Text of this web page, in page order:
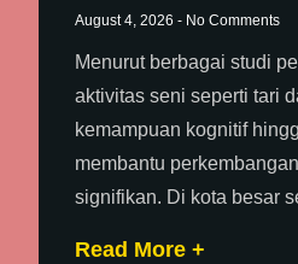
August 4, 2026 No Comments
Menurut berbagai studi
aktivitas seni seperti tari
kemampuan kognitif
membantu
signifikan. Di kota besar
Read More +